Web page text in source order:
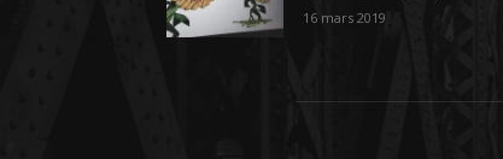
16 mars 2019